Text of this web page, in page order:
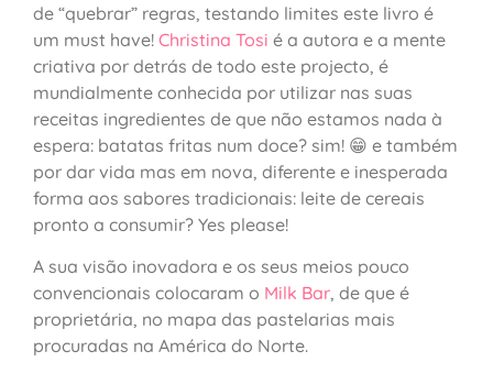
de “quebrar” regras, testando limites este livro é
um must have! Christina Tosi é a autora e a mente
criativa por detrás de todo este projecto, é
mundialmente conhecida por utilizar nas suas
receitas ingredientes de que não estamos nada à
espera: batatas fritas num doce? sim! 😁 e também
por dar vida mas em nova, diferente e inesperada
forma aos sabores tradicionais: leite de cereais
pronto a consumir? Yes please!
A sua visão inovadora e os seus meios pouco
convencionais colocaram o Milk Bar, de que é
proprietária, no mapa das pastelarias mais
procuradas na América do Norte.